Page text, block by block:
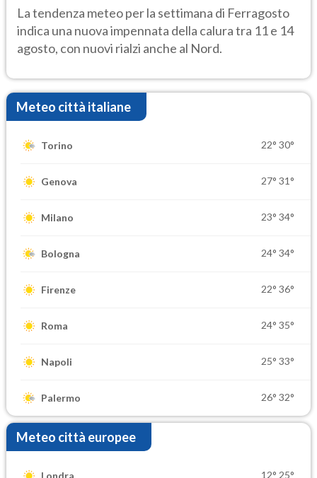
temporale
La tendenza meteo per la settimana di Ferragosto
indica una nuova impennata della calura tra 11 e 14
agosto, con nuovi rialzi anche al Nord.
Meteo città italiane
Torino 22° 30°
Genova 27° 31°
Milano 23° 34°
Bologna 24° 34°
Firenze 22° 36°
Roma 24° 35°
Napoli 25° 33°
Palermo 26° 32°
Meteo città europee
12° 25°